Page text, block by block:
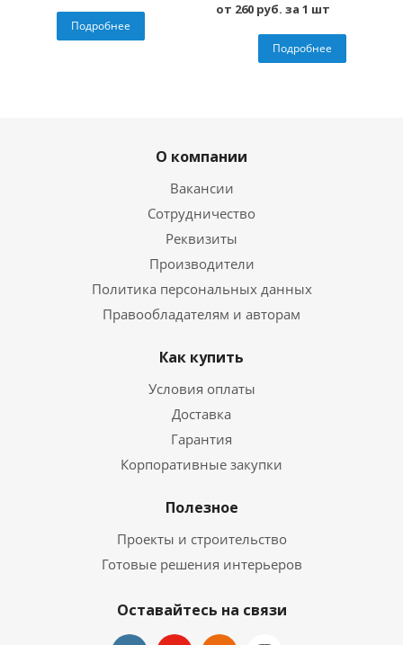
Подробнее
от 260 руб. за 1 шт
Подробнее
О компании
Вакансии
Сотрудничество
Реквизиты
Производители
Политика персональных данных
Правообладателям и авторам
Как купить
Условия оплаты
Доставка
Гарантия
Корпоративные закупки
Полезное
Проекты и строительство
Готовые решения интерьеров
Оставайтесь на связи